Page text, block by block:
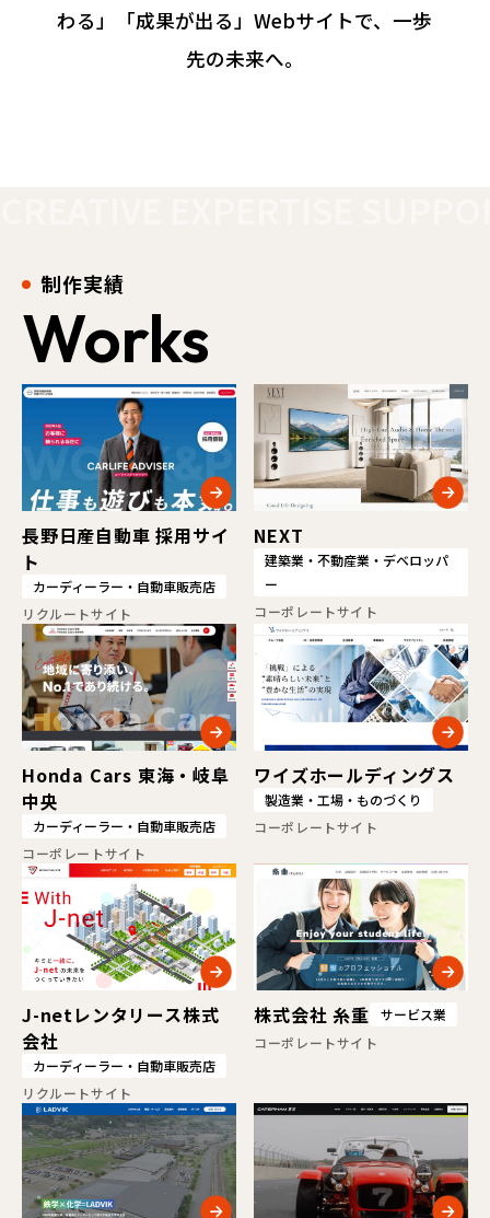
わる」「成果が出る」Webサイトで、一歩
先の未来へ。
制作実績
Works
長野日産自動車 採用サイ
ト
カーディーラー・自動車販売店
リクルートサイト
NEXT
建築業・不動産業・デベロッパ
ー
コーポレートサイト
Honda Cars 東海・岐阜
中央
カーディーラー・自動車販売店
コーポレートサイト
ワイズホールディングス
製造業・工場・ものづくり
コーポレートサイト
J-netレンタリース株式
会社
カーディーラー・自動車販売店
リクルートサイト
株式会社 糸重
サービス業
コーポレートサイト